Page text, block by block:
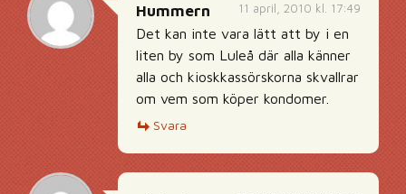
11 april, 2010 kl. 17:49
Hummern
Det kan inte vara lätt att by i en
liten by som Luleå där alla känner
alla och kioskkassörskorna skvallrar
om vem som köper kondomer.
Svara